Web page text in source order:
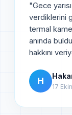
"Gece
verdiklerini
termal
anında
hakkını
H
17